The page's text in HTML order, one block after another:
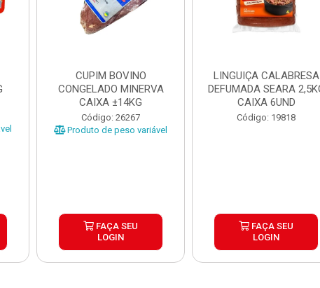
CUPIM BOVINO
CONGELADO MINERVA
CAIXA ±14KG
Código: 26267
Produto de peso variável
FAÇA SEU
LOGIN
LINGUIÇA CALABRESA
DEFUMADA SEARA
CAIXA 6UND
Código: 19818
FAÇA SEU
LOGIN